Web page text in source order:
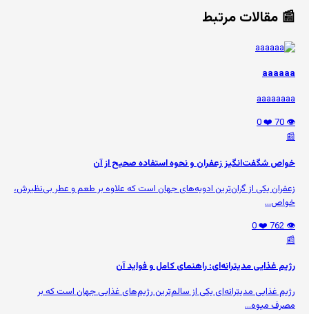
📰 مقالات مرتبط
aaaaaa
aaaaaaaa
👁️ 70
❤️ 0
📰
خواص شگفت‌انگیز زعفران و نحوه استفاده صحیح از آن
زعفران یکی از گران‌ترین ادویه‌های جهان است که علاوه بر طعم و عطر بی‌نظیرش،
خواص...
👁️ 762
❤️ 0
📰
رژیم غذایی مدیترانه‌ای: راهنمای کامل و فواید آن
رژیم غذایی مدیترانه‌ای یکی از سالم‌ترین رژیم‌های غذایی جهان است که بر
مصرف میوه‌...